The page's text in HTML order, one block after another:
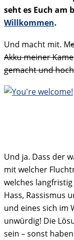
seht es Euch am
Willkommen.
Und macht mit. M
Akku meiner
gemacht und
Und ja. Dass der
mit welcher
welches
Hass, Rassismus
und eines sich im
unwürdig! Die
sein – sonst